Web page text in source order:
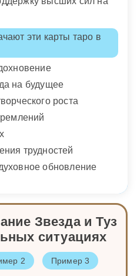
эти карты таро в
на будущее
роста
трудностей
обновление
Звезда и Туз
ситуациях
2 Пример 3